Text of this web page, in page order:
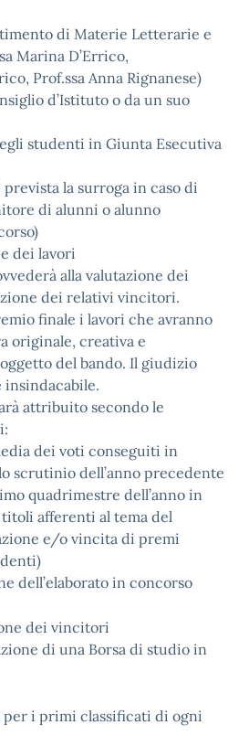
di Materie Letterarie e
Marina D’Errico,
Prof.ssa Anna Rignanese)
d’Istituto o da un suo
studenti in Giunta Esecutiva
la surroga in caso di
di alunni o alunno
dei lavori
alla valutazione dei
dei relativi vincitori.
finale i lavori che avranno
originale, creativa e
del bando. Il giudizio
insindacabile.
attribuito secondo le
dei voti conseguiti in
scrutinio dell’anno precedente
quadrimestre dell’anno in
afferenti al tema del
e/o vincita di premi
dell’elaborato in concorso
dei vincitori
di una Borsa di studio in
per i primi classificati di ogni